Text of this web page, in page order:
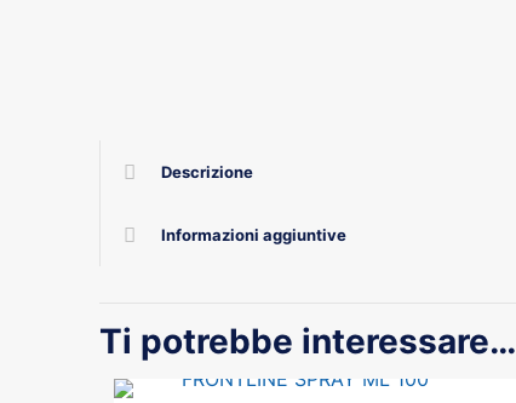
Descrizione
Informazioni aggiuntive
Ti potrebbe interessare…